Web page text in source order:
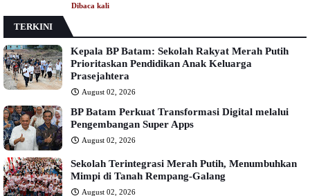
Dibaca kali
TERKINI
Kepala BP Batam: Sekolah Rakyat Merah Putih
Prioritaskan Pendidikan Anak Keluarga
Prasejahtera
August 02, 2026
BP Batam Perkuat Transformasi Digital melalui
Pengembangan Super Apps
August 02, 2026
Sekolah Terintegrasi Merah Putih, Menumbuhkan
Mimpi di Tanah Rempang-Galang
August 02, 2026